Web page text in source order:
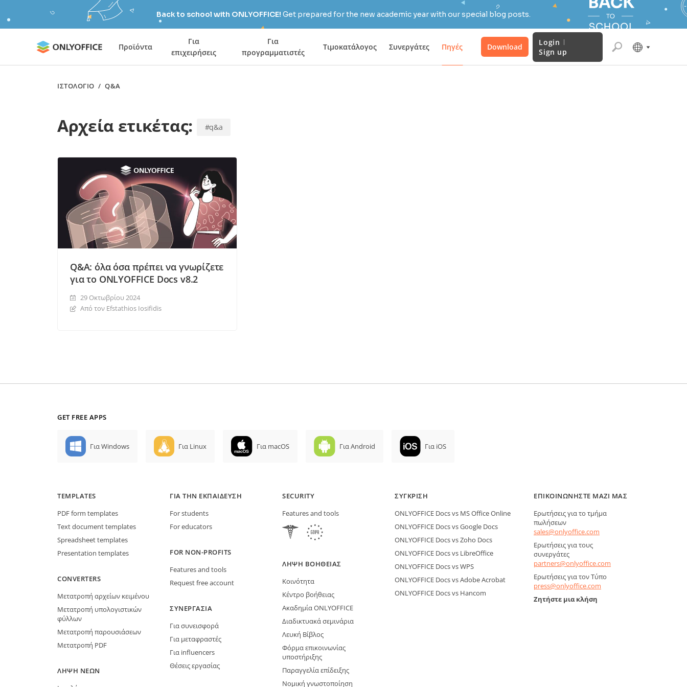
Back to school with ONLYOFFICE! Get prepared for the new academic year with our special blog posts.
Προϊόντα
Για
επιχειρήσεις
Για
προγραμματιστές
Τιμοκατάλογος Συνεργάτες Πηγές Download
Login
Sign up
ΙΣΤΟΛΌΓΙΟ /Q&A
Αρχεία ετικέτας: #q&a
Q&A: όλα όσα πρέπει να γνωρίζετε
για το ONLYOFFICE Docs v8.2
29 Οκτωβρίου 2024
Από τον Efstathios Iosifidis
GET FREE APPS
Για Windows Για Linux Για macOS Για Android Για iOS
TEMPLATES
PDF form templates
Text document templates
Spreadsheet templates
Presentation templates
CONVERTERS
Μετατροπή αρχείων κειμένου
Μετατροπή υπολογιστικών
φύλλων
Μετατροπή παρουσιάσεων
Μετατροπή PDF
ΛΉΨΗ ΝΈΩΝ
ΓΙΑ ΤΗΝ ΕΚΠΑΊΔΕΥΣΗ
For students
For educators
FOR NON-PROFITS
Features and tools
Request free account
ΣΥΝΕΡΓΑΣΊΑ
Για συνεισφορά
Για μεταφραστές
Για influencers
Θέσεις εργασίας
SECURITY
Features and tools
ΛΉΨΗ ΒΟΉΘΕΙΑΣ
Κοινότητα
Κέντρο βοήθειας
Ακαδημία ONLYOFFICE
Διαδικτυακά σεμινάρια
Λευκή Βίβλος
Φόρμα επικοινωνίας
υποστήριξης
Παραγγελία επίδειξης
Νομική γνωστοποίηση
ΣΎΓΚΡΙΣΗ
ONLYOFFICE Docs vs MS Office Online
ONLYOFFICE Docs vs Google Docs
ONLYOFFICE Docs vs Zoho Docs
ONLYOFFICE Docs vs LibreOffice
ONLYOFFICE Docs vs WPS
ONLYOFFICE Docs vs Adobe Acrobat
ONLYOFFICE Docs vs Hancom
ΕΠΙΚΟΙΝΩΝΉΣΤΕ ΜΑΖΊ ΜΑΣ
Ερωτήσεις για το τμήμα
πωλήσεων
sales@onlyoffice.com
Ερωτήσεις για τους
συνεργάτες
partners@onlyoffice.com
Ερωτήσεις για τον Τύπο
press@onlyoffice.com
Ζητήστε μια κλήση